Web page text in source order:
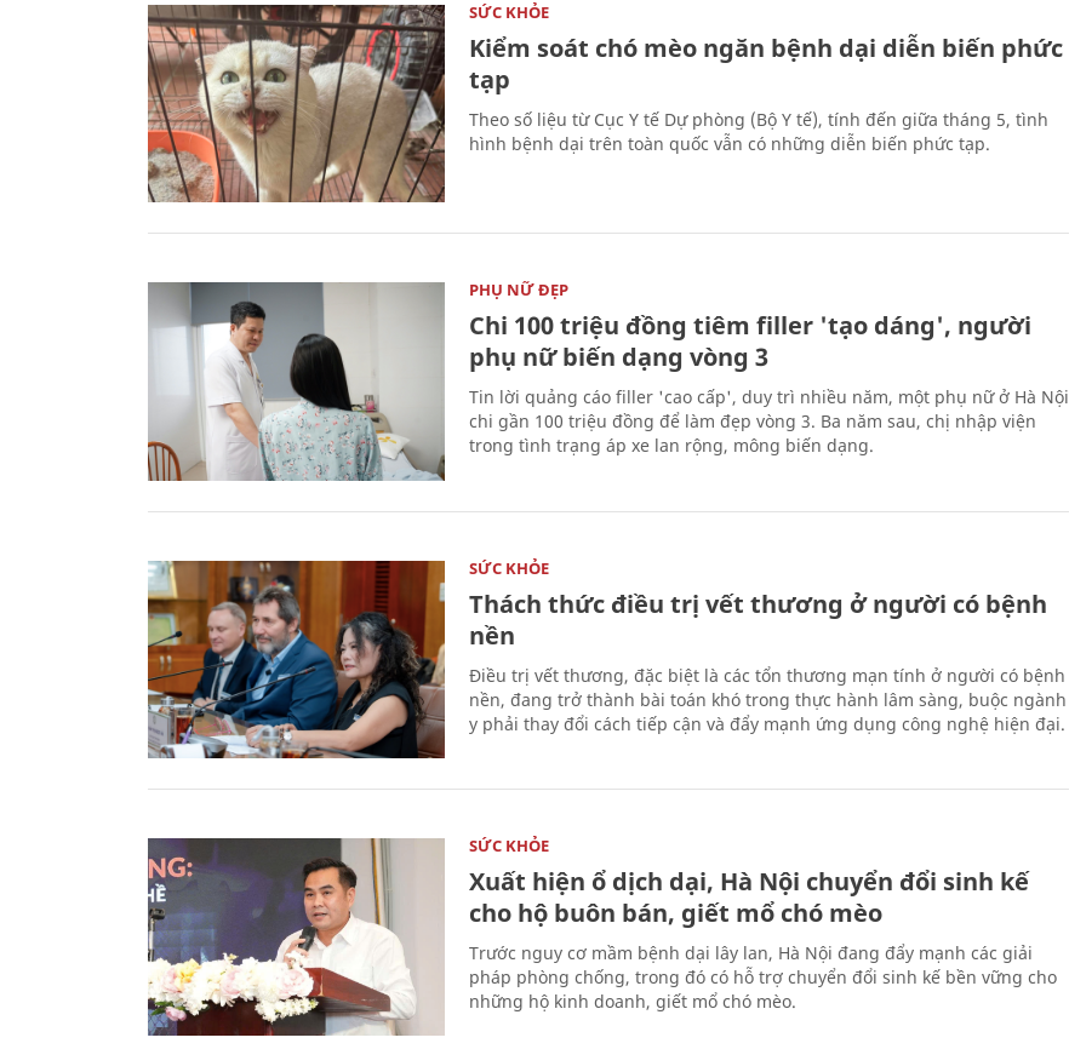
SỨC KHỎE
Kiểm soát chó mèo ngăn bệnh dại diễn biến phức
tạp
Theo số liệu từ Cục Y tế Dự phòng (Bộ Y tế), tính đến giữa tháng 5, tình
hình bệnh dại trên toàn quốc vẫn có những diễn biến phức tạp.
PHỤ NỮ ĐẸP
Chi 100 triệu đồng tiêm filler 'tạo dáng', người
phụ nữ biến dạng vòng 3
Tin lời quảng cáo filler 'cao cấp', duy trì nhiều năm, một phụ nữ ở Hà Nội
chi gần 100 triệu đồng để làm đẹp vòng 3. Ba năm sau, chị nhập viện
trong tình trạng áp xe lan rộng, mông biến dạng.
SỨC KHỎE
Thách thức điều trị vết thương ở người có bệnh
nền
Điều trị vết thương, đặc biệt là các tổn thương mạn tính ở người có bệnh
nền, đang trở thành bài toán khó trong thực hành lâm sàng, buộc ngành
y phải thay đổi cách tiếp cận và đẩy mạnh ứng dụng công nghệ hiện đại.
SỨC KHỎE
Xuất hiện ổ dịch dại, Hà Nội chuyển đổi sinh kế
cho hộ buôn bán, giết mổ chó mèo
Trước nguy cơ mầm bệnh dại lây lan, Hà Nội đang đẩy mạnh các giải
pháp phòng chống, trong đó có hỗ trợ chuyển đổi sinh kế bền vững cho
những hộ kinh doanh, giết mổ chó mèo.